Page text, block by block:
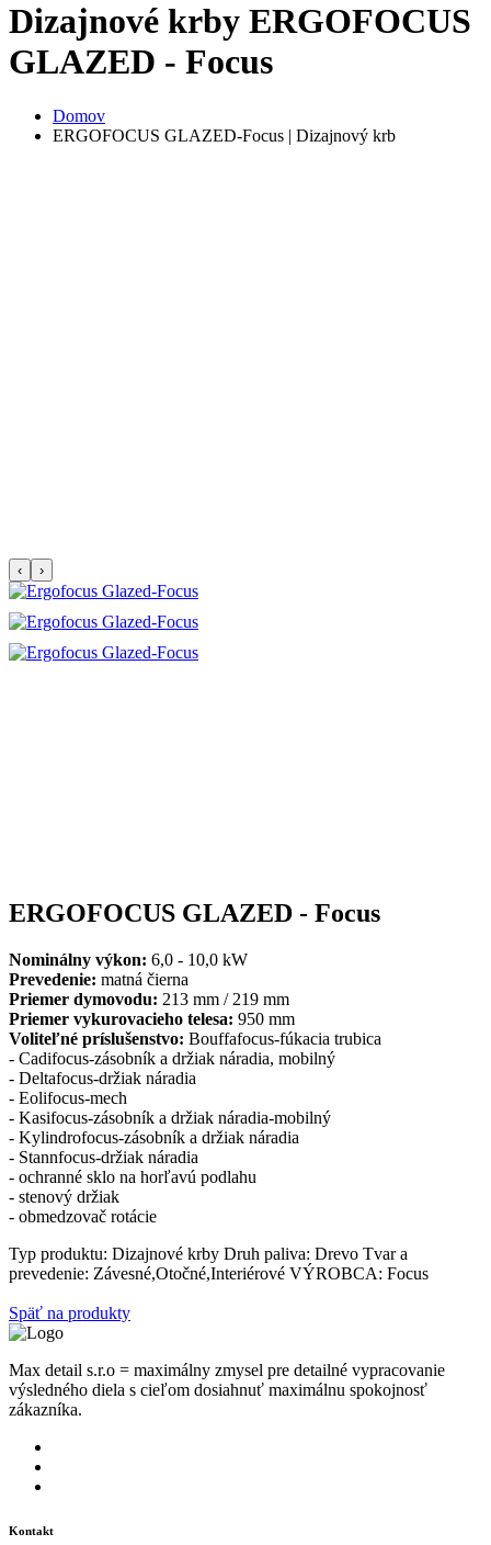
Dizajnové krby ERGOFOCUS
GLAZED - Focus
Domov
ERGOFOCUS GLAZED-Focus | Dizajnový krb
‹ ›
ERGOFOCUS GLAZED - Focus
Nominálny výkon: 6,0 - 10,0 kW
Prevedenie: matná čierna
Priemer dymovodu: 213 mm / 219 mm
Priemer vykurovacieho telesa: 950 mm
Voliteľné príslušenstvo: Bouffafocus-fúkacia trubica
- Cadifocus-zásobník a držiak náradia, mobilný
- Deltafocus-držiak náradia
- Eolifocus-mech
- Kasifocus-zásobník a držiak náradia-mobilný
- Kylindrofocus-zásobník a držiak náradia
- Stannfocus-držiak náradia
- ochranné sklo na horľavú podlahu
- stenový držiak
- obmedzovač rotácie
Typ produktu: Dizajnové krby Druh paliva: Drevo Tvar a
prevedenie: Závesné,Otočné,Interiérové VÝROBCA: Focus
Späť na produkty
Max detail s.r.o = maximálny zmysel pre detailné vypracovanie
výsledného diela s cieľom dosiahnuť maximálnu spokojnosť
zákazníka.
Kontakt